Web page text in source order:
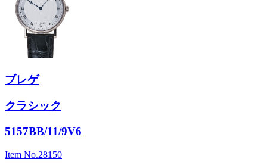
ブレゲ
クラシック
5157BB/11/9V6
Item No.28150